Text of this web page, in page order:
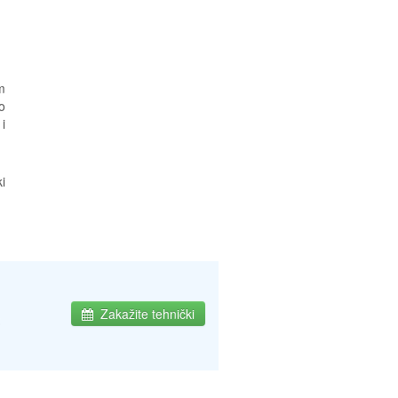
i
Zakažite tehnički